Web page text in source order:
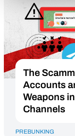
The
Accounts
Weapons
Channels
PREBUNKING